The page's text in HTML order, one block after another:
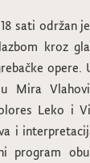
sati održan
kroz
opere.
Mira
Leko i
i
program